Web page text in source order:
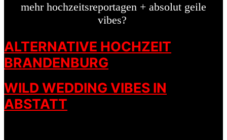
mehr hochzeitsreportagen + absolut geile
vibes?
ALTERNATIVE HOCHZEIT
BRANDENBURG
WILD WEDDING VIBES IN
ABSTATT